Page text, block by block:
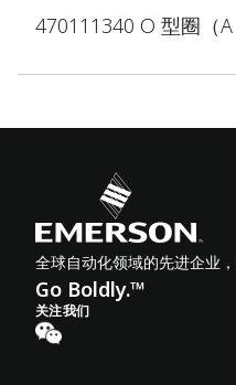
470111340 O 型圈（A
全球自动化领域的先进企业
Go Boldly.™
关注我们